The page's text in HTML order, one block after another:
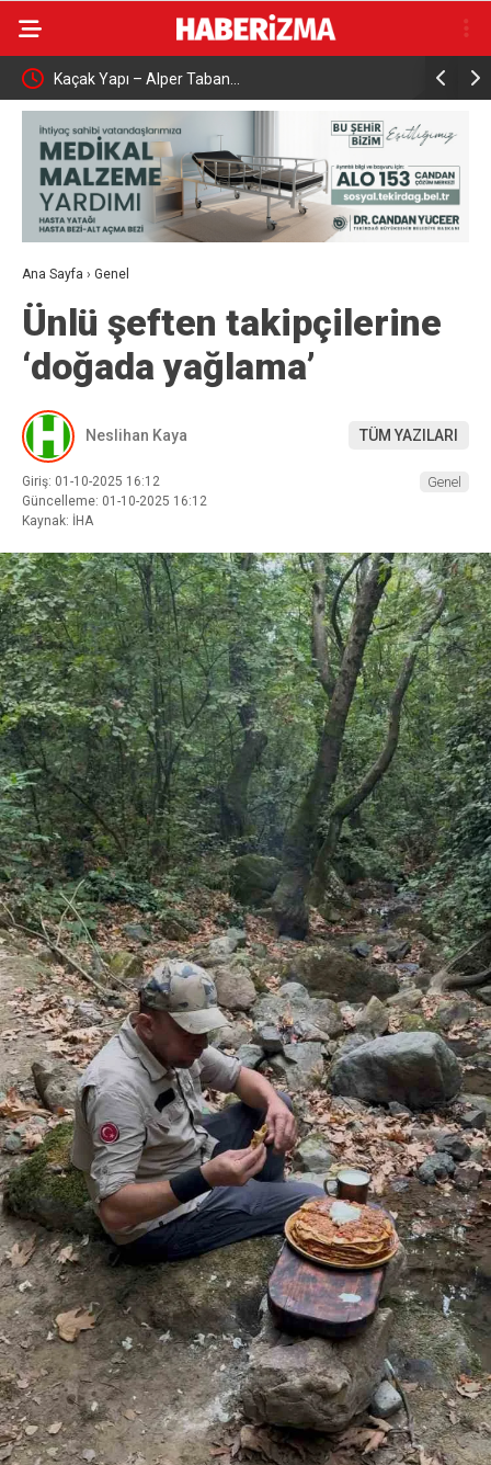
Kaçak Yapı – Alper Taban… Çalışma
Ana Sayfa › Genel
Ünlü şeften takipçilerine
‘doğada yağlama’
Neslihan Kaya TÜM YAZILARI
Giriş: 01-10-2025 16:12
Güncelleme: 01-10-2025 16:12
Kaynak: İHA
Genel